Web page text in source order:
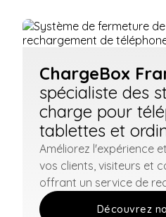
ChargeBox
spécialiste des
charge pour
tablettes et
Améliorez l'expérience
vos clients, visiteurs et
offrant un service de
Découvrez